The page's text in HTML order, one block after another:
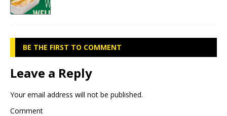
BE THE FIRST TO COMMENT
Leave a Reply
Your email address will not be published.
Comment